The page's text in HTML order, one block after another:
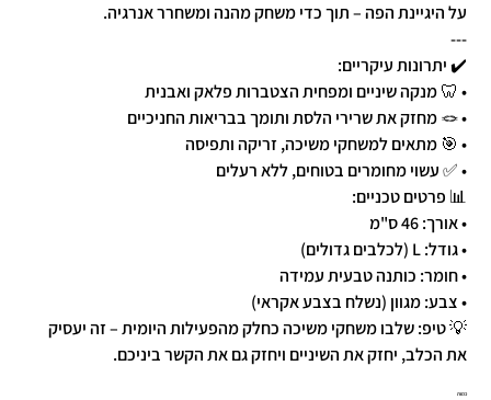
על היגיינת הפה – תוך כדי משחק מהנה ומשחרר אנרגיה.
---
✔️ יתרונות עיקריים:
• 🦷 מנקה שיניים ומפחית הצטברות פלאק ואבנית
• 🪢 מחזק את שרירי הלסת ותומך בבריאות החניכיים
• 🎯 מתאים למשחקי משיכה, זריקה ותפיסה
• ✅ עשוי מחומרים בטוחים, ללא רעלים
📊 פרטים טכניים:
• אורך: 46 ס"מ
• גודל: L (לכלבים גדולים)
• חומר: כותנה טבעית עמידה
• צבע: מגוון (נשלח בצבע אקראי)
💡 טיפ: שלבו משחקי משיכה כחלק מהפעילות היומית – זה יעסיק
את הכלב, יחזק את השיניים ויחזק גם את הקשר ביניכם.
כמות